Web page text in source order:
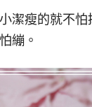
潔瘦的就不怕
繃。